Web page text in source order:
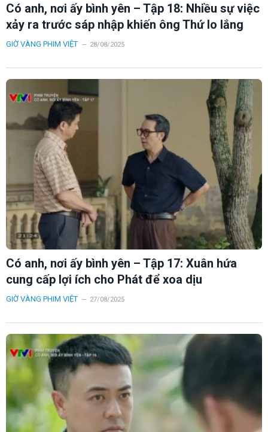
Có anh, nơi ấy bình yên – Tập 18: Nhiều sự việc
xảy ra trước sáp nhập khiến ông Thứ lo lắng
GIỜ VÀNG PHIM VIỆT 28/08/2025
Có anh, nơi ấy bình yên – Tập 17: Xuân hứa
cung cấp lợi ích cho Phát để xoa dịu
GIỜ VÀNG PHIM VIỆT 27/08/2025